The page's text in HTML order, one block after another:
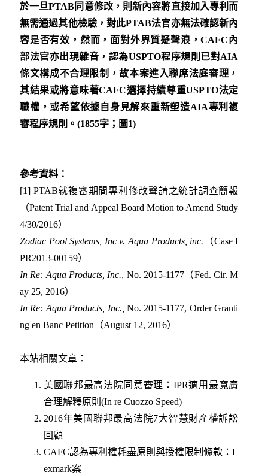
於一旦PTAB同意修改，則新內容將直接加入專利而
無需通過其他檢驗，對此PTAB法官亦無法確認新內
容是否有效，然而，面對外界質疑聲浪，CAFC內
部法官亦出現雜音，認為USPTO程序規則已對AIA
條文構成不合理限制，故本案進入聯席法庭審理，
其結果或將意味著CAFC選擇持續尊重USPTO法定
職權，或希望依據自身見解來重新塑造AIA專利複
審程序規則。 (1855字；圖1)
參考資料：
[1] PTAB就複審期間專利修改聲請之統計調查簡報
（Patent Trial and Appeal Board Motion to Amend Study
4/30/2016）
Zodiac Pool Systems, Inc v. Aqua Products, inc. （Case I
PR2013-00159）
In Re: Aqua Products, Inc., No. 2015-1177（Fed. Cir. M
ay 25, 2016）
In Re: Aqua Products, Inc. No. 2015-1177, Order Granti
ng en Banc Petition（August 12, 2016）
本站相關文章：
美國聯邦最高法院同意審理：IPR適用最寬廣
合理解釋原則(In re Cuozzo Speed)
2016年美國聯邦最高法院7大智慧財產權訴訟
回顧
CAFC認為專利權耗盡原則與授權限制條款：L
exmark案